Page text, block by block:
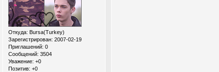
Откуда: Bursa(Turkey)
Зарегистрирован: 2007-02-19
Приглашений: 0
Сообщений: 3504
Уважение: +0
Позитив: +0